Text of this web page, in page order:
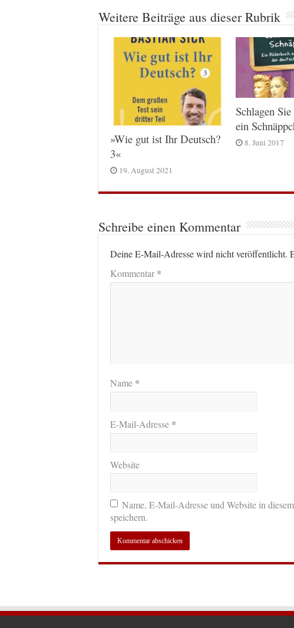
Weitere Beiträge aus dieser Rubrik
»Wie gut ist Ihr Deutsch?
3«
19. August 2021
Schlagen
ein
8. Juni 2017
Schreibe einen Kommentar
Deine E-Mail-Adresse wird nicht veröffentlicht.
Kommentar*
Name *
E-Mail-Adresse *
Website
Name, E-Mail-Adresse und Website in
speichern.